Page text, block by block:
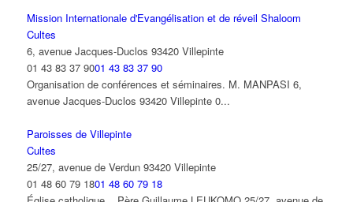
Mission Internationale d'Evangélisation et de réveil Shaloom
Cultes
6, avenue Jacques-Duclos 93420 Villepinte
01 43 83 37 9001 43 83 37 90
Organisation de conférences et séminaires. M. MANPASI 6,
avenue Jacques-Duclos 93420 Villepinte 0...
Paroisses de Villepinte
Cultes
25/27, avenue de Verdun 93420 Villepinte
01 48 60 79 1801 48 60 79 18